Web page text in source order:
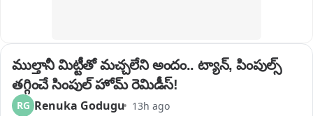
ముల్తానీ మిట్టీతో మచ్చలేని అందం.. ట్యాన్, పింపుల్స్
తగ్గించే సింపుల్ హోమ్ రెమిడీస్!
RG Renuka Godugu 13h ago